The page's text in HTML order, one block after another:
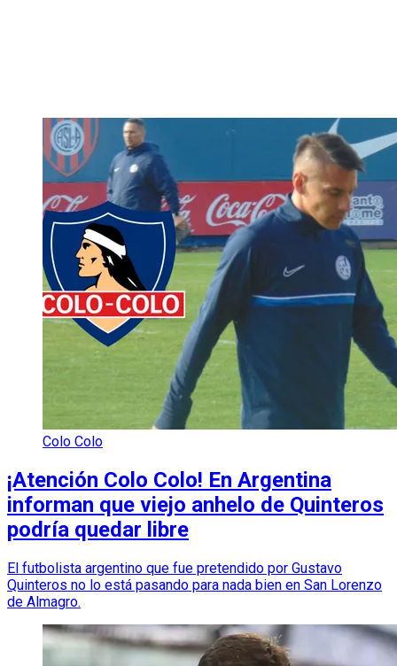
Colo Colo
¡Atención Colo Colo! En Argentina
informan que viejo anhelo de Quinteros
podría quedar libre
El futbolista argentino que fue pretendido por Gustavo
Quinteros no lo está pasando para nada bien en San Lorenzo
de Almagro.